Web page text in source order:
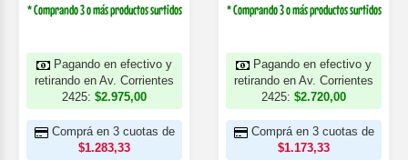
* Comprando 3 o más productos surtidos
Pagando en efectivo y
retirando en Av. Corrientes
2425: $2.975,00
Comprá en 3 cuotas de
$1.283,33
* Comprando 3 o más productos surtidos
Pagando en efectivo y
retirando en Av. Corrientes
2425: $2.720,00
Comprá en 3 cuotas de
$1.173,33